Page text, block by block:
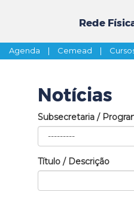
Rede
Agenda | Cemead |
Notícias
Subsecretaria /
Título / Descrição